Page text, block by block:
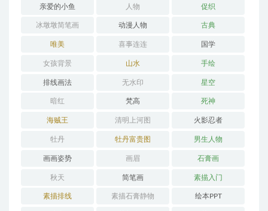
亲爱的小鱼 人物 促织
冰墩墩简笔画 动漫人物 古典
唯美 喜事连连 国学
女孩背景 山水 手绘
排线画法 无水印 星空
暗红 梵高 死神
海贼王 清明上河图 火影忍者
牡丹 牡丹富贵图 男生人物
画画姿势 画眉 石膏画
秋天 简笔画 素描入门
素描排线 素描石膏静物 绘本PPT